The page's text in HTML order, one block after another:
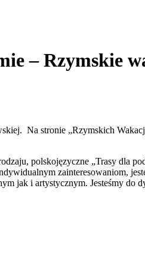
– Rzymskie
Na stronie „Rzymskich
polskojęzyczne „Trasy dla
zainteresowaniom,
jak i artystycznym. Jesteśmy do